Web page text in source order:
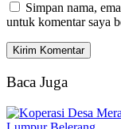
Simpan nama,
untuk komentar saya
Baca Juga